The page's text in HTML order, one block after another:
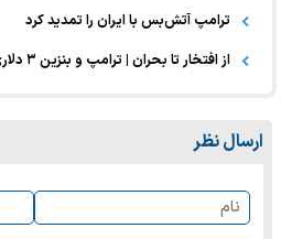
ترامپ آتش‌بس با ایران را تمدید کرد
از افتخار تا بحران | ترامپ و بنزین ۳ دلاری که دود شد!
ارسال نظر